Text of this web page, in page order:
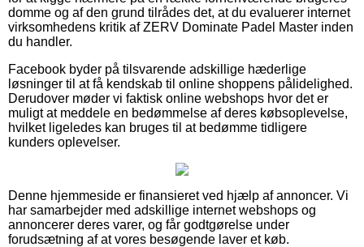
domme og af den grund tilrådes det, at du evaluerer internet
virksomhedens kritik af ZERV Dominate Padel Master inden
du handler.
Facebook byder på tilsvarende adskillige hæderlige
løsninger til at få kendskab til online shoppens pålidelighed.
Derudover møder vi faktisk online webshops hvor det er
muligt at meddele en bedømmelse af deres købsoplevelse,
hvilket ligeledes kan bruges til at bedømme tidligere
kunders oplevelser.
Denne hjemmeside er finansieret ved hjælp af annoncer. Vi
har samarbejder med adskillige internet webshops og
annoncerer deres varer, og får godtgørelse under
forudsætning af at vores besøgende laver et køb.